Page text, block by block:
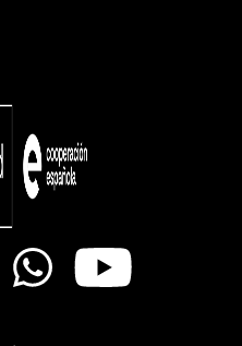
WhatsappYoutube